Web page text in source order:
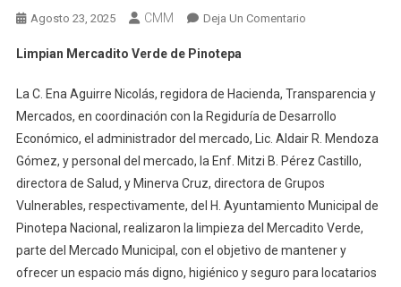
Agosto 23, 2025 CMM Deja Un ComentarioEn
De
Pinotepa
Limpian Mercadito Verde de Pinotepa
La C. Ena Aguirre Nicolás, regidora de Hacienda, Transparencia y
Mercados, en coordinación con la Regiduría de Desarrollo
Económico, el administrador del mercado, Lic. Aldair R. Mendoza
Gómez, y personal del mercado, la Enf. Mitzi B. Pérez Castillo,
directora de Salud, y Minerva Cruz, directora de Grupos
Vulnerables, respectivamente, del H. Ayuntamiento Municipal de
Pinotepa Nacional, realizaron la limpieza del Mercadito Verde,
parte del Mercado Municipal, con el objetivo de mantener y
ofrecer un espacio más digno, higiénico y seguro para locatarios